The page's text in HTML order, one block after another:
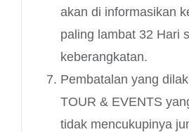
akan di informasikan
paling lambat 32 Hari
keberangkatan.
Pembatalan yang
TOUR & EVENTS
tidak mencukupinya